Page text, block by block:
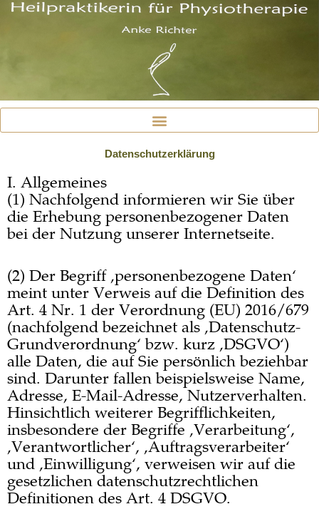
Zum
Datenschutzerklärung
I. Allgemeines
(1) Nachfolgend informieren wir Sie über
die Erhebung personenbezogener Daten
bei der Nutzung unserer Internetseite.
(2) Der Begriff ‚personenbezogene Daten‘
meint unter Verweis auf die Definition des
Art. 4 Nr. 1 der Verordnung (EU) 2016/679
(nachfolgend bezeichnet als ‚Datenschutz-
Grundverordnung‘ bzw. kurz ‚DSGVO‘)
alle Daten, die auf Sie persönlich beziehbar
sind. Darunter fallen beispielsweise Name,
Adresse, E-Mail-Adresse, Nutzerverhalten.
Hinsichtlich weiterer Begrifflichkeiten,
insbesondere der Begriffe ‚Verarbeitung‘,
‚Verantwortlicher‘, ‚Auftragsverarbeiter‘
und ‚Einwilligung‘, verweisen wir auf die
gesetzlichen datenschutzrechtlichen
Definitionen des Art. 4 DSGVO.